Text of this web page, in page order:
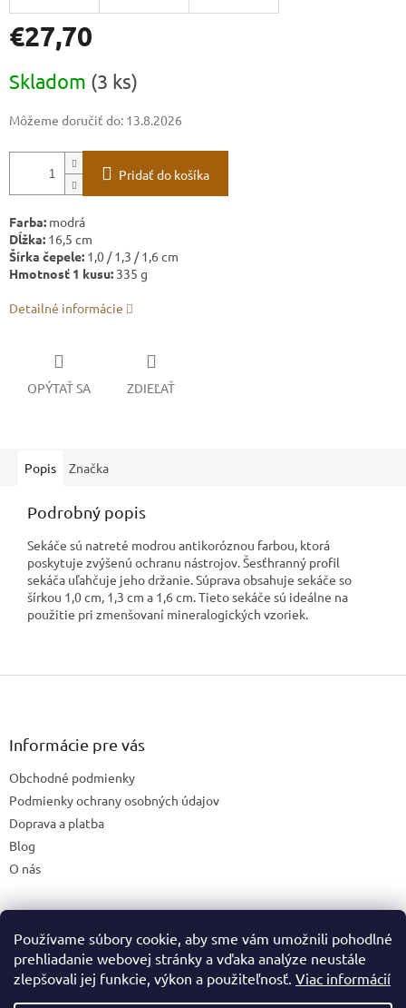
Používame súbory cookie, aby sme vám umožnili pohodlné
prehliadanie webovej stránky a vďaka analýze neustále
zlepšovali jej funkcie, výkon a použiteľnosť. Viac informácií
€27,70
cena:
Skladom (3 ks)
Môžeme doručiť do: 13.8.2026
Pridať do košíka
Farba: modrá
Dĺžka: 16,5 cm
Šírka čepele: 1,0 / 1,3 / 1,6 cm
Hmotnosť 1 kusu: 335 g
Detailné informácie
OPÝTAŤ SA ZDIEĽAŤ
Popis Značka
Podrobný popis
Sekáče sú natreté modrou antikoróznou farbou, ktorá
poskytuje zvýšenú ochranu nástrojov. Šesťhranný profil
sekáča uľahčuje jeho držanie. Súprava obsahuje sekáče so
šírkou 1,0 cm, 1,3 cm a 1,6 cm. Tieto sekáče sú ideálne na
použitie pri zmenšovaní mineralogických vzoriek.
Z
Informácie pre vás
Obchodné podmienky
Podmienky ochrany osobných údajov
Doprava a platba
Blog
O nás
České stránky